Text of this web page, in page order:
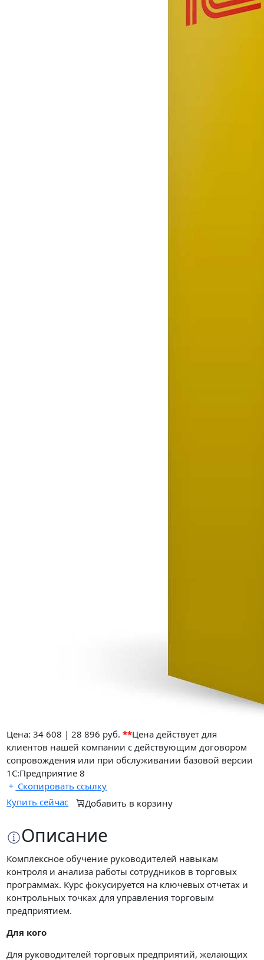
Цена:34 608 | 28 896 руб.**Цена действует для
клиентов нашей компании с действующим договором
сопровождения или при обслуживании базовой версии
1С:Предприятие 8
Скопировать ссылку
Купить сейчас
Добавить в корзину
Описание
Комплексное обучение руководителей навыкам
контроля и анализа работы сотрудников в торговых
программах. Курс фокусируется на ключевых отчетах и
контрольных точках для управления торговым
предприятием.
Для кого
Для руководителей торговых предприятий, желающих